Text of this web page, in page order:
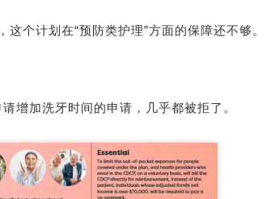
这个计划在“预防类护理”方面的保障还不够。
增加洗牙时间的申请，几乎都被拒了。